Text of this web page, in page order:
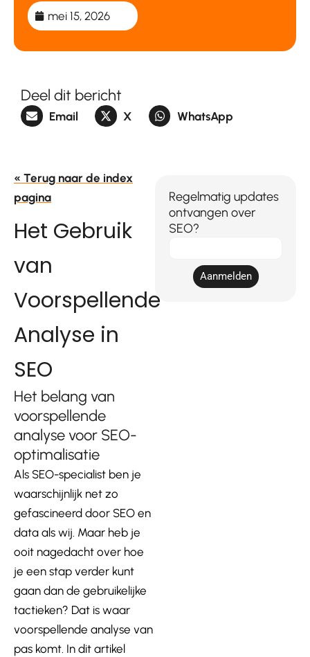
mei 15, 2026
Deel dit bericht
Email X WhatsApp
« Terug naar de index
pagina
Het Gebruik
van
Voorspellende
Analyse in
SEO
Het belang van
voorspellende
analyse voor SEO-
optimalisatie
Als SEO-specialist ben je
waarschijnlijk net zo
gefascineerd door SEO en
data als wij. Maar heb je
ooit nagedacht over hoe
je een stap verder kunt
gaan dan de gebruikelijke
tactieken? Dat is waar
voorspellende analyse van
pas komt. In dit artikel
Regelmatig updates
ontvangen over
SEO?
Aanmelden